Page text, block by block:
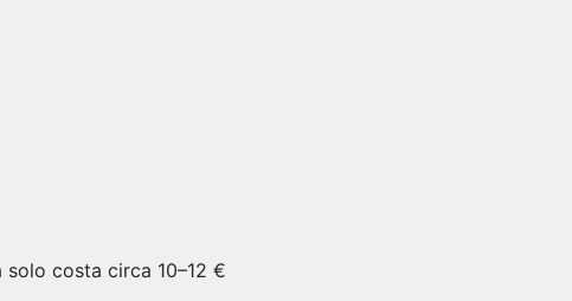
solo costa circa 10–12 €